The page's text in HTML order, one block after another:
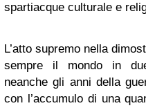
spartiacque culturale e
L’atto supremo nella
sempre il mondo in
neanche gli anni della
con l’accumulo di una